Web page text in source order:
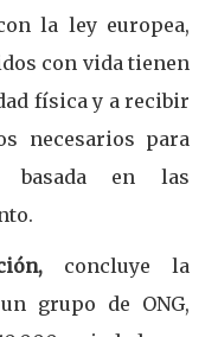
la ley europea,
con vida tienen
física y a recibir
necesarios para
basada en las
concluye la
grupo de ONG,